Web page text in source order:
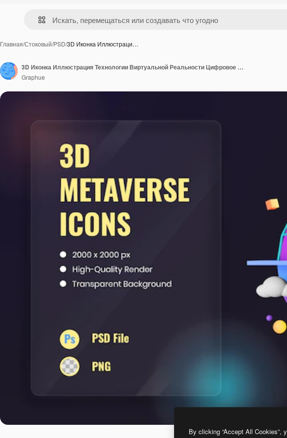
Главная/Стоковый/PSD/3D Иконка Иллюстраци…
3D Иконка Иллюстрация Технологии Виртуальной Реальности Цифровое Пространство
Graphue
By clicking “Accept All Cookies”,